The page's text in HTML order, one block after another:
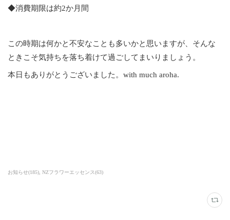
◆消費期限は約2か月間
この時期は何かと不安なことも多いかと思いますが、そんな
ときこそ気持ちを落ち着けて過ごしてまいりましょう。
本日もありがとうございました。with much aroha.
お知らせ(185) NZフラワーエッセンス(63)